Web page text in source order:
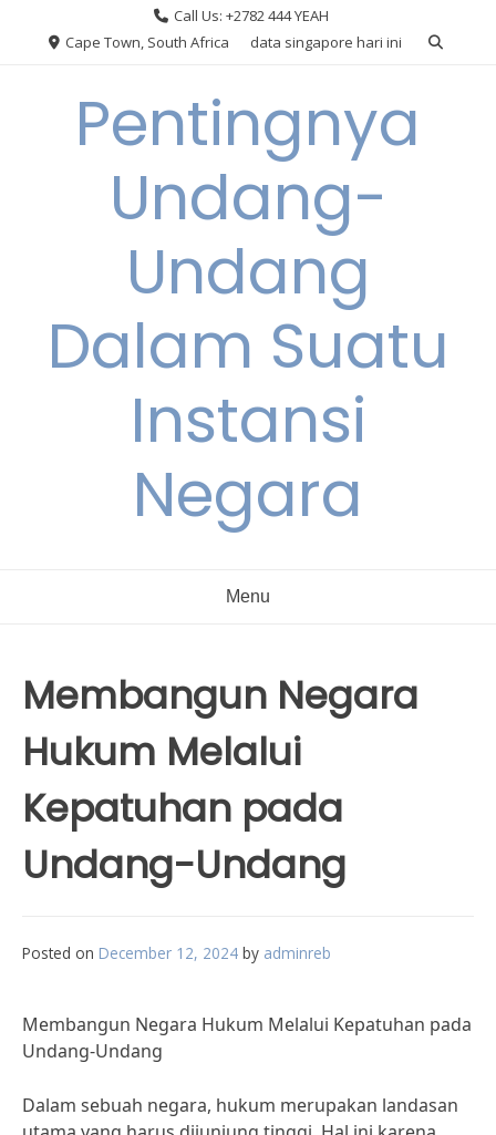
Call Us: +2782 444 YEAH
Cape Town, South Africa
data singapore hari ini
Pentingnya
Undang-
Undang
Dalam Suatu
Instansi
Negara
Menu
Membangun Negara
Hukum Melalui
Kepatuhan pada
Undang-Undang
Posted on December 12, 2024 by adminreb
Membangun Negara Hukum Melalui Kepatuhan pada
Undang-Undang
Dalam sebuah negara, hukum merupakan landasan